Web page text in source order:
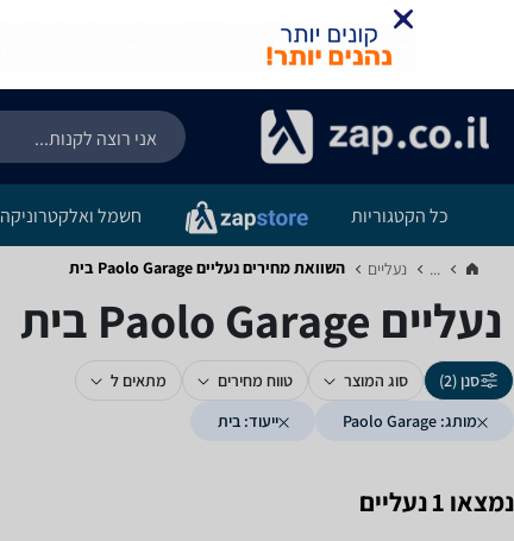
כל הקטגוריות חשמל ואלקטרוניקה
... נעליים‏ השוואת מחירים נעליים ‏Paolo Garage ‏בית
נעליים ‏Paolo Garage ‏בית
סנן (2) סוג המוצר טווח מחירים
מתאים ל
מותג: Paolo Garage
ייעוד: בית
נמצאו 1 נעליים